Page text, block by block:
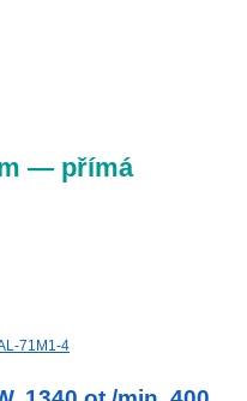
— přímá